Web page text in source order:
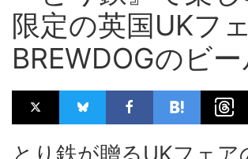
限定の英国UKフ
BREWDOGのビ
とり鉄が贈るUKフェア